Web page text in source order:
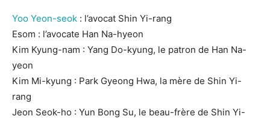
Yoo Yeon-seok : l’avocat Shin Yi-rang
Esom : l’avocate Han Na-hyeon
Kim Kyung-nam : Yang Do-kyung, le patron de Han Na-
yeon
Kim Mi-kyung : Park Gyeong Hwa, la mère de Shin Yi-
rang
Jeon Seok-ho : Yun Bong Su, le beau-frère de Shin Yi-